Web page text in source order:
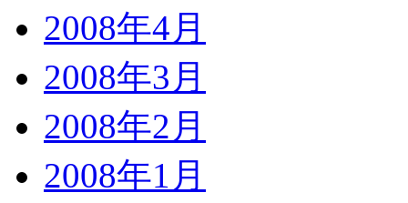
2008年4月
2008年3月
2008年2月
2008年1月